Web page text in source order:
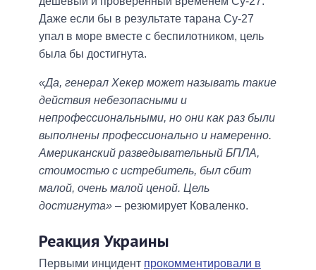
Даже если бы в результате тарана Су-27
упал в море вместе с беспилотником, цель
была бы достигнута.
«Да, генерал Хекер может называть такие
действия небезопасными и
непрофессиональными, но они как раз были
выполнены профессионально и намеренно.
Американский разведывательный БПЛА,
стоимостью с истребитель, был сбит
малой, очень малой ценой. Цель
достигнута» – резюмирует Коваленко.
Реакция Украины
Первыми инцидент прокомментировали в